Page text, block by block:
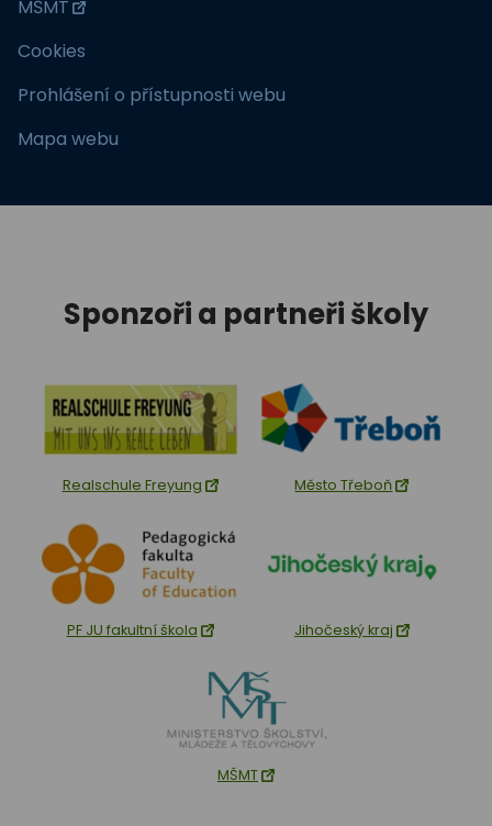
MŠMT
Cookies
Prohlášení o přístupnosti webu
Mapa webu
Sponzoři a partneři školy
Realschule Freyung Město Třeboň
PF JU fakultní škola Jihočeský kraj
MŠMT